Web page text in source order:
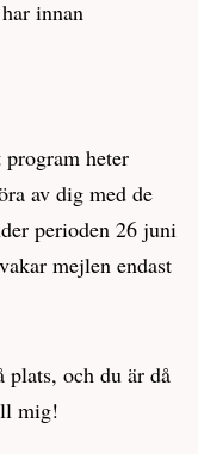
innan
heter
av dig med de
perioden 26 juni
mejlen endast
plats, och du är då
mig!